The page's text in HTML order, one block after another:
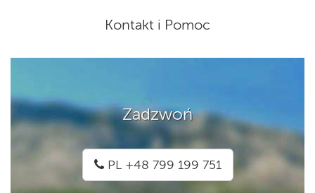
Kontakt i Pomoc
Zadzwoń
PL +48 799 199 751